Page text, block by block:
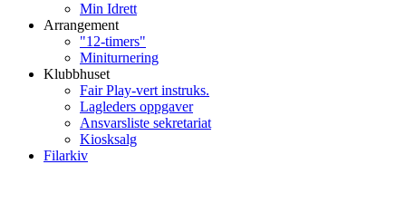
Min Idrett
Arrangement
"12-timers"
Miniturnering
Klubbhuset
Fair Play-vert instruks.
Lagleders oppgaver
Ansvarsliste sekretariat
Kiosksalg
Filarkiv